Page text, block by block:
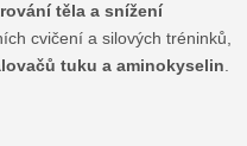
těla a snížení
cvičení a silových tréninků,
tuku a aminokyselin.